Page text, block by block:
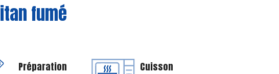
fumé
Préparation Cuisson